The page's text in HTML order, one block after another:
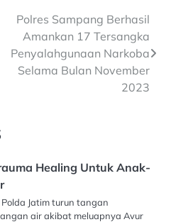
Polres Sampang Berhasil
Amankan 17 Tersangka
Penyalahgunaan Narkoba
Selama Bulan November
2023
Healing Untuk Anak-
Polda Jatim turun tangan
air akibat meluapnya Avur